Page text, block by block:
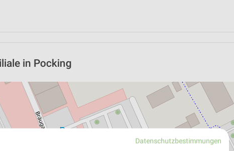
in Pocking
Datenschutzbestimmungen